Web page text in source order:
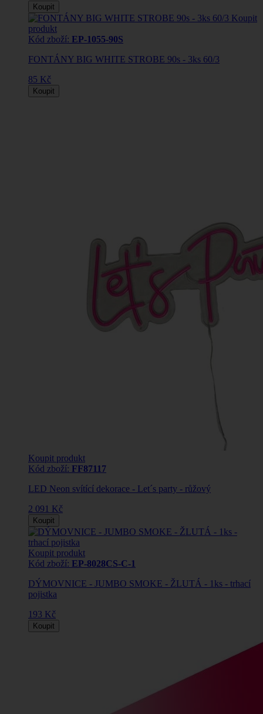
Koupit
Koupit
produkt
Kód zboží: EP-1055-90S
FONTÁNY BIG WHITE STROBE 90s - 3ks 60/3
85 Kč
Koupit
Koupit produkt
Kód zboží: FF87117
LED Neon svítící dekorace - Let´s party - růžový
2 091 Kč
Koupit
Koupit produkt
Kód zboží: EP-8028CS-C-1
DÝMOVNICE - JUMBO SMOKE - ŽLUTÁ - 1ks - trhací
pojistka
193 Kč
Koupit